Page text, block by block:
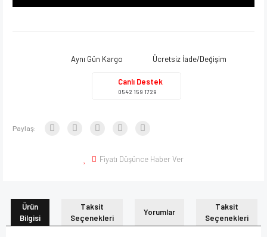
Aynı Gün Kargo Ücretsiz İade/Değişim
Canlı Destek
0542 159 1729
Paylaş:
Fiyatı Düşünce Haber Ver
Ürün
Bilgisi
Taksit
Seçenekleri
Yorumlar
Taksit
Seçenekleri